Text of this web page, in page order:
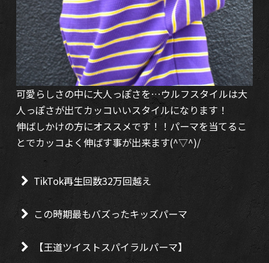
可愛らしさの中に大人っぽさを…ウルフスタイルは大
人っぽさが出てカッコいいスタイルになります！
伸ばしかけの方にオススメです！！パーマを当てるこ
とでカッコよく伸ばす事が出来ます(^▽^)/
TikTok再生回数32万回越え
この時期最もバズったキッズパーマ
【王道ツイストスパイラルパーマ】